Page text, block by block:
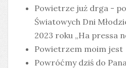
Powietrze już drga -
Światowych Dni
2023 roku „Ha pressa
Powietrzem moim jest
Powróćmy dziś do